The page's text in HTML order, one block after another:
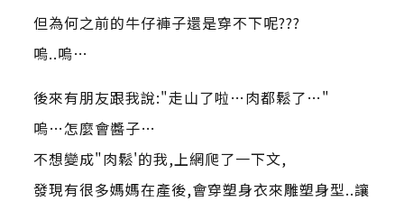
但為何之前的牛仔褲子還是穿不下呢???
嗚..嗚…
後來有朋友跟我說:"走山了啦…肉都鬆了…"
嗚…怎麼會醬子…
不想變成"肉鬆'的我,上網爬了一下文,
發現有很多媽媽在產後,會穿塑身衣來雕塑身型..讓